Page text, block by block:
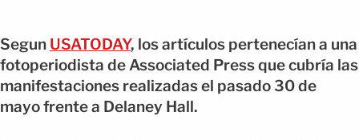
Segun USATODAY, los artículos pertenecían a una
fotoperiodista de Associated Press que cubría las
manifestaciones realizadas el pasado 30 de
mayo frente a Delaney Hall.